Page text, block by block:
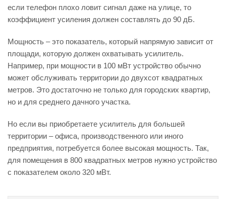
если телефон плохо ловит сигнал даже на улице, то
коэффициент усиления должен составлять до 90 дБ.
Мощность – это показатель, который напрямую зависит от
площади, которую должен охватывать усилитель.
Например, при мощности в 100 мВт устройство обычно
может обслуживать территории до двухсот квадратных
метров. Это достаточно не только для городских квартир,
но и для среднего дачного участка.
Но если вы приобретаете усилитель для большей
территории – офиса, производственного или иного
предприятия, потребуется более высокая мощность. Так,
для помещения в 800 квадратных метров нужно устройство
с показателем около 320 мВт.